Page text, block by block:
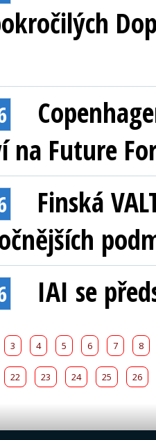
na Future
Finská
IAI se
3 4 5 6 7 8
22 23 24 25 26